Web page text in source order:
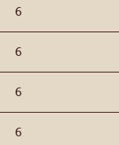
6
6
6
6